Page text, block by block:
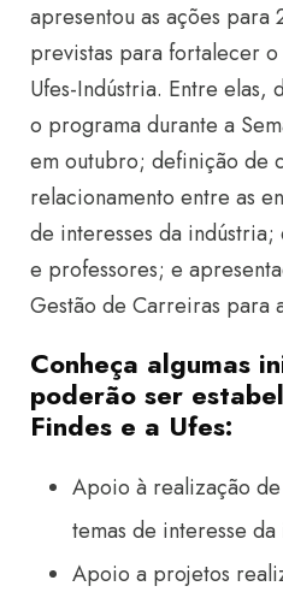
apresentou as ações para
previstas para fortalecer
Ufes-Indústria. Entre elas,
o programa durante a
em outubro; definição de
relacionamento entre as
de interesses da
e professores; e
Gestão de Carreiras para
Conheça algumas
poderão ser
Findes e a Ufes:
Apoio à realização
temas de interesse
Apoio a projetos